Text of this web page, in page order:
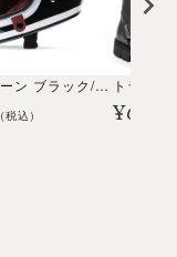
BULLITT レーン ブラック/ホワイト
(税込) ¥